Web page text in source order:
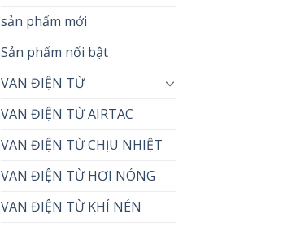
sản phẩm mới
Sản phẩm nổi bật
VAN ĐIỆN TỪ
VAN ĐIỆN TỪ AIRTAC
VAN ĐIỆN TỪ CHỊU NHIỆT
VAN ĐIỆN TỪ HƠI NÓNG
VAN ĐIỆN TỪ KHÍ NÉN